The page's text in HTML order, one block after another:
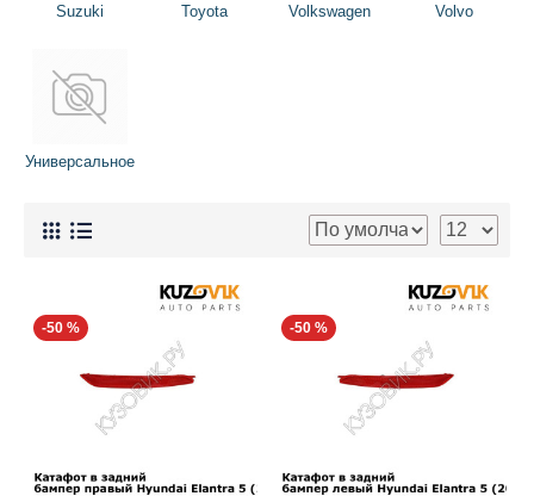
Suzuki Toyota Volkswagen Volvo
Универсальное
-50 % -50 %